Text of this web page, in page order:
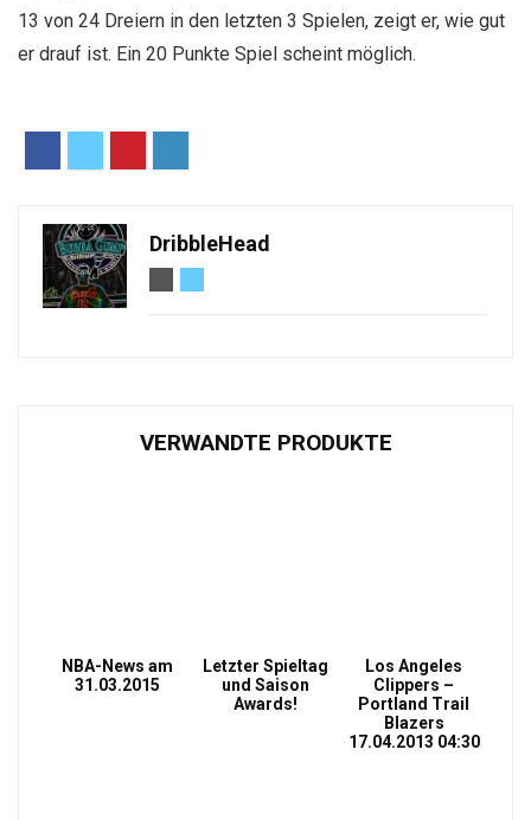
13 von 24 Dreiern in den letzten 3 Spielen, zeigt er, wie gut
er drauf ist. Ein 20 Punkte Spiel scheint möglich.
DribbleHead
VERWANDTE PRODUKTE
NBA-News am
31.03.2015
Letzter Spieltag
und Saison
Awards!
Los Angeles
Clippers –
Portland Trail
Blazers
17.04.2013 04:30